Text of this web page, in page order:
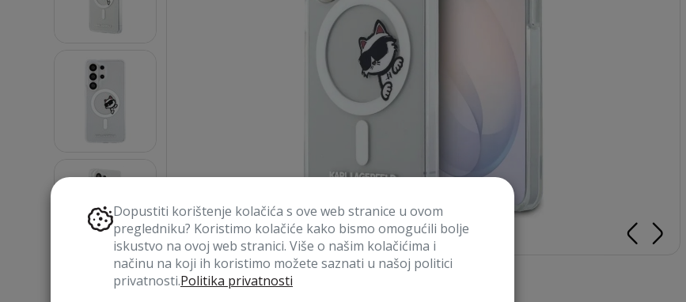
Dopustiti korištenje kolačića s ove web stranice u ovom
pregledniku? Koristimo kolačiće kako bismo omogućili bolje
iskustvo na ovoj web stranici. Više o našim kolačićima i
načinu na koji ih koristimo možete saznati u našoj politici
privatnosti.Politika privatnosti